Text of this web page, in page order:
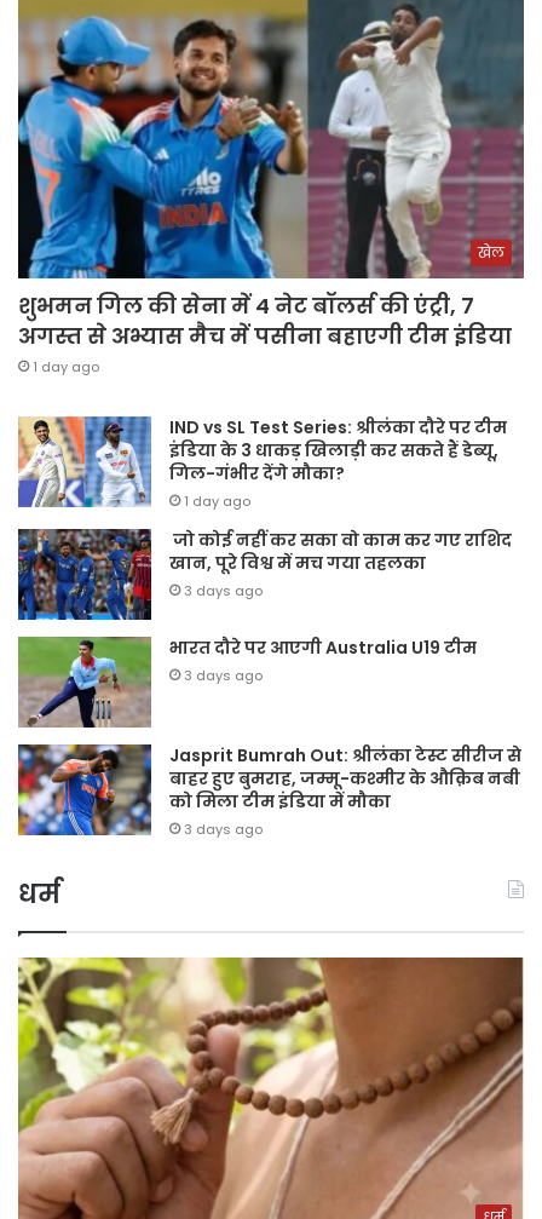
खेल
शुभमन गिल की सेना में 4 नेट बॉलर्स की एंट्री, 7
अगस्त से अभ्यास मैच में पसीना बहाएगी टीम इंडिया
1 day ago
IND vs SL Test Series: श्रीलंका दौरे पर टीम
इंडिया के 3 धाकड़ खिलाड़ी कर सकते हैं डेब्यू,
गिल-गंभीर देंगे मौका?
1 day ago
जो कोई नहीं कर सका वो काम कर गए राशिद
खान, पूरे विश्व में मच गया तहलका
3 days ago
भारत दौरे पर आएगी Australia U19 टीम
3 days ago
Jasprit Bumrah Out: श्रीलंका टेस्ट सीरीज से
बाहर हुए बुमराह, जम्मू-कश्मीर के औक़िब नबी
को मिला टीम इंडिया में मौका
3 days ago
धर्म